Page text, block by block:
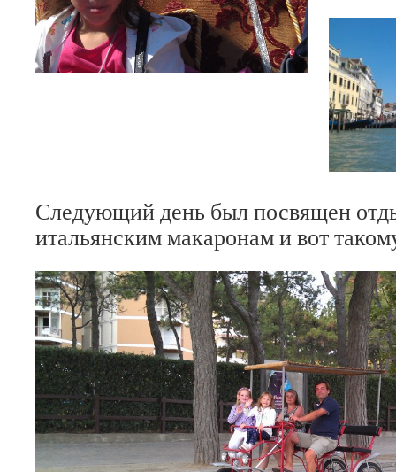
Следующий день был посвящен
итальянским макаронам и вот